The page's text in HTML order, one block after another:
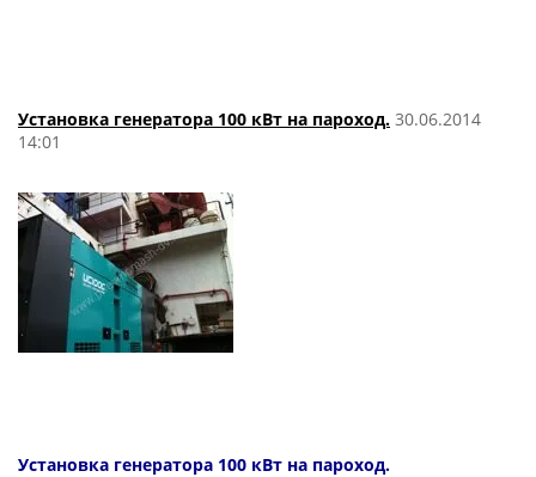
Установка генератора 100 кВт на пароход. 30.06.2014
14:01
Установка генератора 100 кВт на пароход.